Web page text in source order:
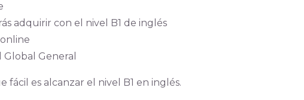
adquirir con el nivel B1 de inglés
General
fácil es alcanzar el nivel B1 en inglés.